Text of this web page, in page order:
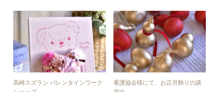
高崎スズラン バレンタインワーク
看護協会様にて、お正月飾りの講